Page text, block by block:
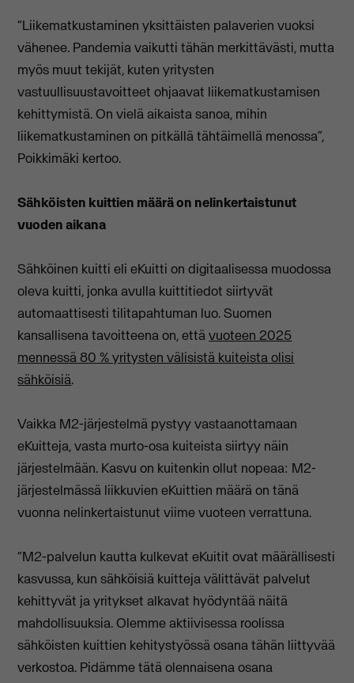
“Liikematkustaminen yksittäisten palaverien vuoksi
vähenee. Pandemia vaikutti tähän merkittävästi, mutta
myös muut tekijät, kuten yritysten
vastuullisuustavoitteet ohjaavat liikematkustamisen
kehittymistä. On vielä aikaista sanoa, mihin
liikematkustaminen on pitkällä tähtäimellä menossa”,
Poikkimäki kertoo.
Sähköisten kuittien määrä on nelinkertaistunut
vuoden aikana
Sähköinen kuitti eli eKuitti on digitaalisessa muodossa
oleva kuitti, jonka avulla kuittitiedot siirtyvät
automaattisesti tilitapahtuman luo. Suomen
kansallisena tavoitteena on, ettävuoteen 2025
mennessä 80 % yritysten välisistä kuiteista olisi
sähköisiä.
Vaikka M2-järjestelmä pystyy vastaanottamaan
eKuitteja, vasta murto-osa kuiteista siirtyy näin
järjestelmään. Kasvu on kuitenkin ollut nopeaa: M2-
järjestelmässä liikkuvien eKuittien määrä on tänä
vuonna nelinkertaistunut viime vuoteen verrattuna.
“M2-palvelun kautta kulkevat eKuitit ovat määrällisesti
kasvussa, kun sähköisiä kuitteja välittävät palvelut
kehittyvät ja yritykset alkavat hyödyntää näitä
mahdollisuuksia. Olemme aktiivisessa roolissa
sähköisten kuittien kehitystyössä osana tähän liittyvää
verkostoa. Pidämme tätä olennaisena osana